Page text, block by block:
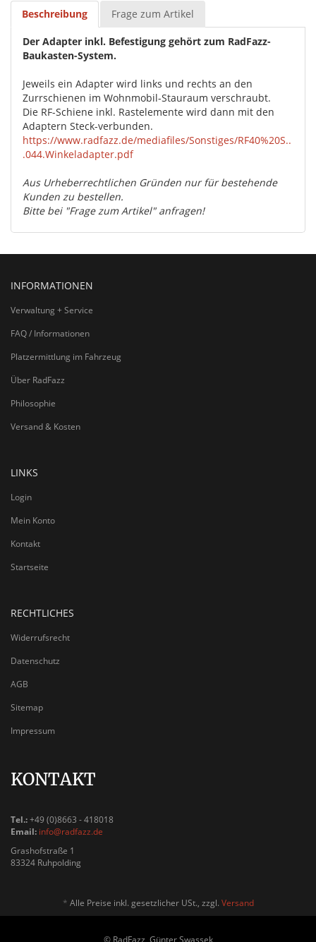
Beschreibung Frage zum Artikel
Der Adapter inkl. Befestigung gehört zum RadFazz-
Baukasten-System.
Jeweils ein Adapter wird links und rechts an den
Zurrschienen im Wohnmobil-Stauraum verschraubt.
Die RF-Schiene inkl. Rastelemente wird dann mit den
Adaptern Steck-verbunden.
https://www.radfazz.de/mediafiles/Sonstiges/RF40%20S..
.044.Winkeladapter.pdf
Aus Urheberrechtlichen Gründen nur für bestehende
Kunden zu bestellen.
Bitte bei "Frage zum Artikel" anfragen!
INFORMATIONEN
Verwaltung + Service
FAQ / Informationen
Platzermittlung im Fahrzeug
Über RadFazz
Philosophie
Versand & Kosten
LINKS
Login
Mein Konto
Kontakt
Startseite
RECHTLICHES
Widerrufsrecht
Datenschutz
AGB
Sitemap
Impressum
KONTAKT
Tel.:+49 (0)8663 - 418018
Email: info@radfazz.de
Grashofstraße 1
83324 Ruhpolding
* Alle Preise inkl. gesetzlicher USt., zzgl. Versand
© RadFazz, Günter Swassek